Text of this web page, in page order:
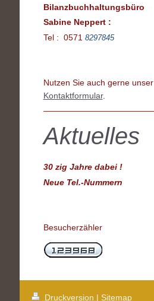
Bilanzbuchhaltungsbüro
Sabine Neppert :
Tel : 0571 8297845
Nutzen Sie auch gerne unser
Kontaktformular.
Aktuelles
30 zig Jahre dabei !
Neue Tel.-Nummern
Besucherzähler
Druckversion | Sitemap